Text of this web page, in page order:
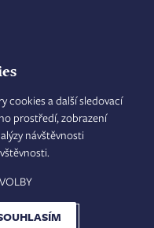
cookies a další sledovací
prostředí, zobrazení
návštěvnosti
STRÁNEK
COOKIES